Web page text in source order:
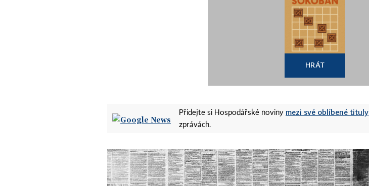
HRÁT
Přidejte si Hospodářské noviny mezi své oblíbené tituly
zprávách.